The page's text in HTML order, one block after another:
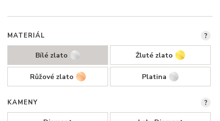
MATERIÁL
Bílé zlato Žluté zlato
Růžové zlato Platina
?
KAMENY ?